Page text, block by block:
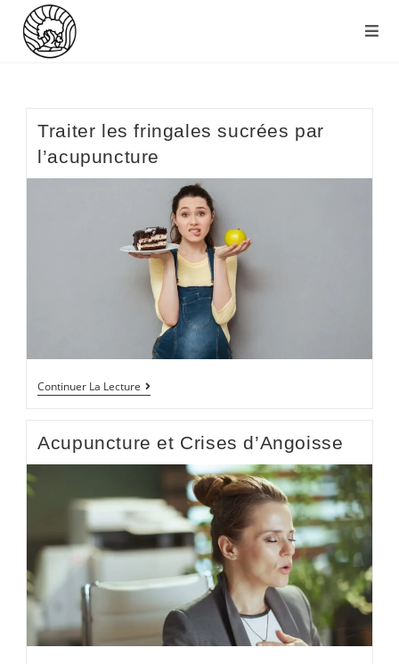
Traiter les fringales sucrées par
l’acupuncture
Continuer La Lecture
Acupuncture et Crises d’Angoisse